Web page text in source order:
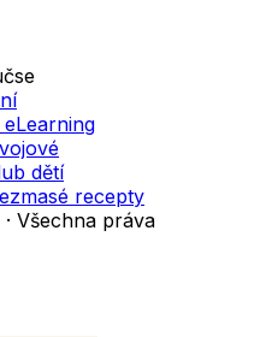
dětí
recepty
Všechna práva